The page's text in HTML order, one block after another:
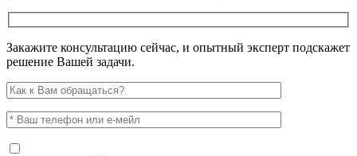
Закажите консультацию сейчас, и опытный эксперт подскажет
решение Вашей задачи.